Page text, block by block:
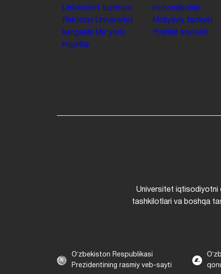
Universitet tuzilmasi
Rektorat Universitet
kengashi
Me'yoriy
hujjatlar
munosabatlar
Moliyaviy faoliyat
Yoshlar siyosati
Universitet iqtisodiyotni
tashkilotlari va boshqa
Oʻzbekiston Respublikasi
Prezidentining rasmiy veb-sayti